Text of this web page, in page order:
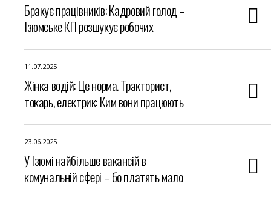
Бракує працівників: Кадровий голод –
Ізюмське КП розшукує робочих
11.07.2025
Жінка водій: Це норма. Тракторист,
токарь, електрик: Ким вони працюють
23.06.2025
У Ізюмі найбільше вакансій в
комунальній сфері – бо платять мало